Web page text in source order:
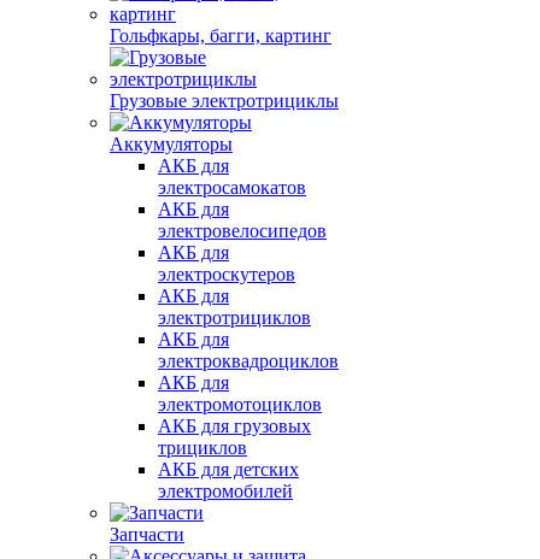
Гольфкары, багги, картинг
Грузовые электротрициклы
Аккумуляторы
АКБ для
электросамокатов
АКБ для
электровелосипедов
АКБ для
электроскутеров
АКБ для
электротрициклов
АКБ для
электроквадроциклов
АКБ для
электромотоциклов
АКБ для грузовых
трициклов
АКБ для детских
электромобилей
Запчасти